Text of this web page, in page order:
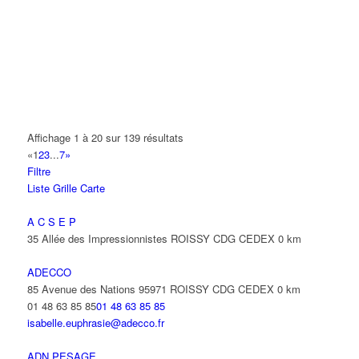
01 48 63 67 2201 48 63 67 22
ANIXTER FRANCE SARL
22 Avenue des Nations 93420 VILLEPINTE
beatrice.warnier@amixter.com
ANTAYA FREDERIC
15 Avenue des Fougères 93420 VILLEPINTE
ANTENPLUS
68 Avenue Diderot 93420 VILLEPINTE
ANTOFREDO
Affichage 1 à 20 sur 139 résultats
«123...7»
Filtre
Liste Grille Carte
A C S E P
35 Allée des Impressionnistes ROISSY CDG CEDEX 0 km
ADECCO
85 Avenue des Nations 95971 ROISSY CDG CEDEX 0 km
01 48 63 85 8501 48 63 85 85
isabelle.euphrasie@adecco.fr